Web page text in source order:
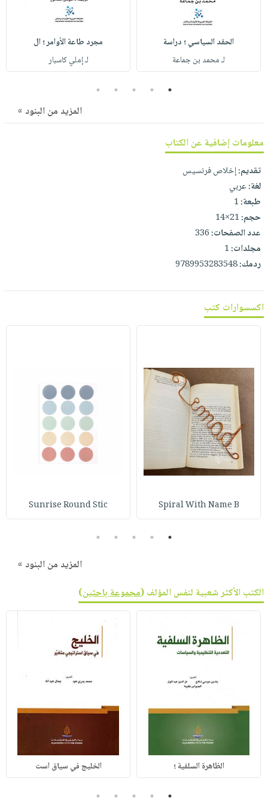
مناسباتيتكرر
كتابك
تواصل
معنا
التسوقالحقد السياسي ؛ دراسة
لـ محمد بن جماعة
مجرد طاعة الأوامر ؛ ال
لـ إملي كاسبار
1
2
3
4
5
المزيد من البنود »
معلومات إضافية عن الكتاب
تقديم:إخلاص فرنسيس
لغة:عربي
طبعة:1
حجم:21×14
عدد الصفحات:336
مجلدات:1
ردمك:9789953283548
اكسسوارات كتب
Spiral With Name B
Sunrise Round Stic
1
2
3
4
5
المزيد من البنود »
الكتب الأكثر شعبية لنفس المؤلف (مجموعة باحثين)
الظاهرة السلفية ؛ الخليج في سياق است
1
2
3
4
5